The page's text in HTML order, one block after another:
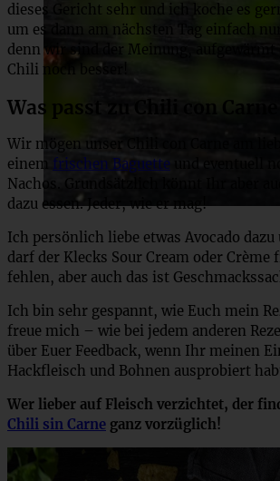
dieses Gericht sehr und ich koche es
um es dann am nächsten Tag einfach
denn wir sind der Meinung, aufgewärmt
Chili noch besser!
Was passt zu Chili con Carne
Wir mögen unser Chili con Carne am
einem frischen Baguette und eventuell
Nachos. Grundsätzlich könnt Ihr aber
dazu essen. Jeder, wie er mag!
Ich persönlich liebe etwas Avocado
darf der Klecks Sour Cream oder Crème
fehlen, aber auch das ist
Ich bin sehr gespannt, wie Euch mein
freue mich – wie bei jedem anderen
über Euer Feedback, wenn Ihr meinen
Hackfleisch und Bohnen ausprobiert
Wer lieber auf Fleisch verzichtet, der
Chili sin Carne ganz vorzüglich!